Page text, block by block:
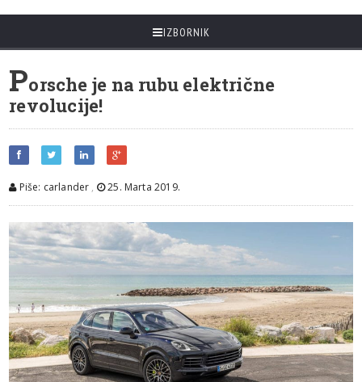
IZBORNIK
Porsche je na rubu električne
revolucije!
Piše: carlander , 25. Marta 2019.